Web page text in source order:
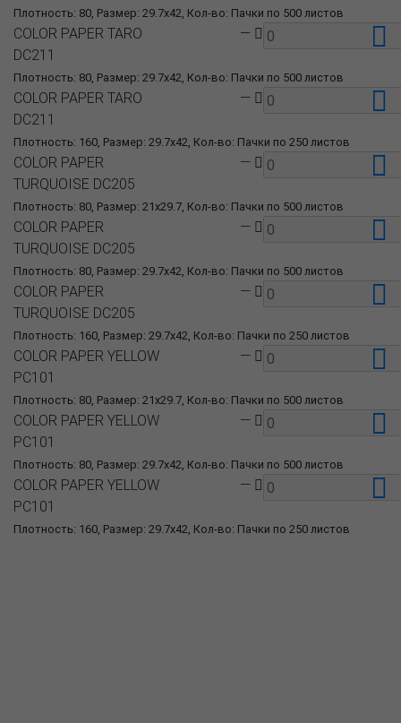
Плотность: 80, Размер: 29.7x42, Кол-во: Пачки по 500 листов
Плотность: 80, Размер: 29.7x42, Кол-во: Пачки по 500 листов
COLOR PAPER TARO
DC211
—
Плотность: 160, Размер: 29.7x42, Кол-во: Пачки по 250 листов
COLOR PAPER TARO
DC211
—
Плотность: 80, Размер: 21x29.7, Кол-во: Пачки по 500 листов
COLOR PAPER
TURQUOISE DC205
—
Плотность: 80, Размер: 29.7x42, Кол-во: Пачки по 500 листов
COLOR PAPER
TURQUOISE DC205
—
Плотность: 160, Размер: 29.7x42, Кол-во: Пачки по 250 листов
COLOR PAPER
TURQUOISE DC205
—
Плотность: 80, Размер: 21x29.7, Кол-во: Пачки по 500 листов
COLOR PAPER YELLOW
PC101
—
Плотность: 80, Размер: 29.7x42, Кол-во: Пачки по 500 листов
COLOR PAPER YELLOW
PC101
—
Плотность: 160, Размер: 29.7x42, Кол-во: Пачки по 250 листов
COLOR PAPER YELLOW
PC101
—